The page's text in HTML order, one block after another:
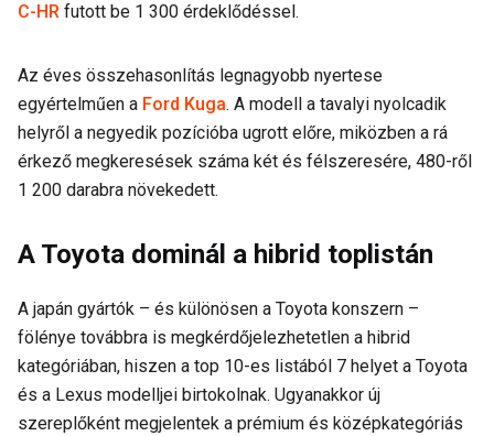
C-HR futott be 1 300 érdeklődéssel.
Az éves összehasonlítás legnagyobb nyertese
egyértelműen a Ford Kuga. A modell a tavalyi nyolcadik
helyről a negyedik pozícióba ugrott előre, miközben a rá
érkező megkeresések száma két és félszeresére, 480-ről
1 200 darabra növekedett.
A Toyota dominál a hibrid toplistán
A japán gyártók – és különösen a Toyota konszern –
fölénye továbbra is megkérdőjelezhetetlen a hibrid
kategóriában, hiszen a top 10-es listából 7 helyet a Toyota
és a Lexus modelljei birtokolnak. Ugyanakkor új
szereplőként megjelentek a prémium és középkategóriás